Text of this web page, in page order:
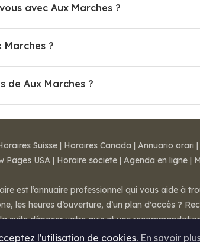
avec Aux Marches ?
Marches ?
de Aux Marches ?
l'utilisation de cookies. En savoir
Suisse | Horaires Canada | Annuario orari |
Pages USA | Horaire societe | Agenda en ligne |
est l’annuaire professionnel qui vous aide à
les heures d’ouverture, d’un plan d'accès ?
suite déposer votre avis et vos
ventes- Contact